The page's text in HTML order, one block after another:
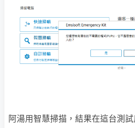
阿湯用智慧掃描，結果在這台測